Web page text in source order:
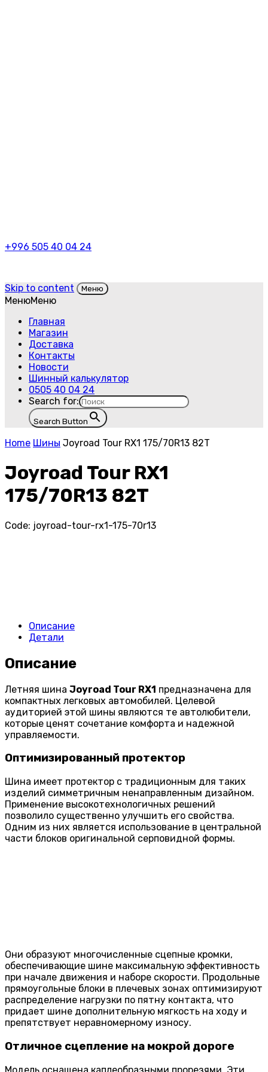
+996 505 40 04 24
Skip to content Меню
МенюМеню
Главная
Магазин
Доставка
Контакты
Новости
Шинный калькулятор
0505 40 04 24
Search for:
Search Button
Home Шины Joyroad Tour RX1 175/70R13 82T
Joyroad Tour RX1
175/70R13 82T
Code: joyroad-tour-rx1-175-70r13
Описание
Детали
Описание
Летняя шина Joyroad Tour RX1 предназначена для
компактных легковых автомобилей. Целевой
аудиторией этой шины являются те автолюбители,
которые ценят сочетание комфорта и надежной
управляемости.
Оптимизированный протектор
Шина имеет протектор с традиционным для таких
изделий симметричным ненаправленным дизайном.
Применение высокотехнологичных решений
позволило существенно улучшить его свойства.
Одним из них является использование в центральной
части блоков оригинальной серповидной формы.
Они образуют многочисленные сцепные кромки,
обеспечивающие шине максимальную эффективность
при начале движения и наборе скорости. Продольные
прямоугольные блоки в плечевых зонах оптимизируют
распределение нагрузки по пятну контакта, что
придает шине дополнительную мягкость на ходу и
препятствует неравномерному износу.
Отличное сцепление на мокрой дороге
Модель оснащена каплеобразными прорезями. Эти